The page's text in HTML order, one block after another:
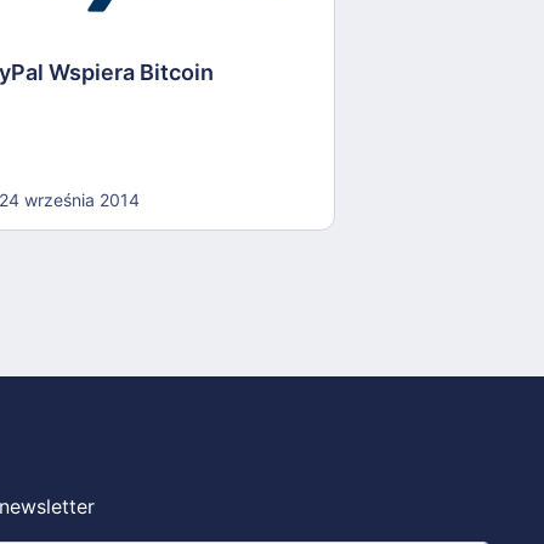
Wspiera Bitcoin
24 września 2014